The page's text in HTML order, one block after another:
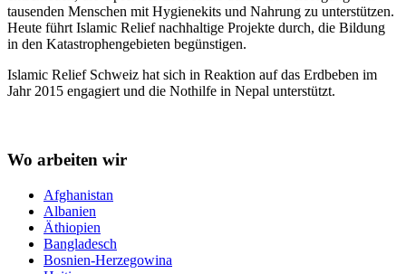
tausenden Menschen mit Hygienekits und Nahrung zu unterstützen.
Heute führt Islamic Relief nachhaltige Projekte durch, die Bildung
in den Katastrophengebieten begünstigen.
Islamic Relief Schweiz hat sich in Reaktion auf das Erdbeben im
Jahr 2015 engagiert und die Nothilfe in Nepal unterstützt.
Wo arbeiten wir
Afghanistan
Albanien
Äthiopien
Bangladesch
Bosnien-Herzegowina